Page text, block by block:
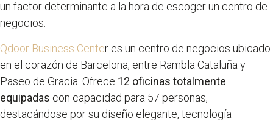
un factor determinante a la hora de escoger un centro de
negocios.
Qdoor Business Center es un centro de negocios ubicado
en el corazón de Barcelona, entre Rambla Cataluña y
Paseo de Gracia. Ofrece 12 oficinas totalmente
equipadas con capacidad para 57 personas,
destacándose por su diseño elegante, tecnología